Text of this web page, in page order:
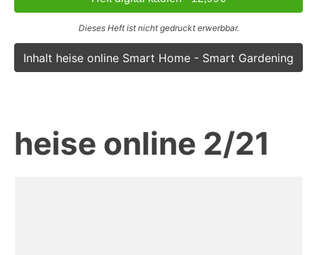
Dieses Heft ist nicht gedruckt erwerbbar.
Inhalt heise online Smart Home - Smart Gardening
heise online 2/21